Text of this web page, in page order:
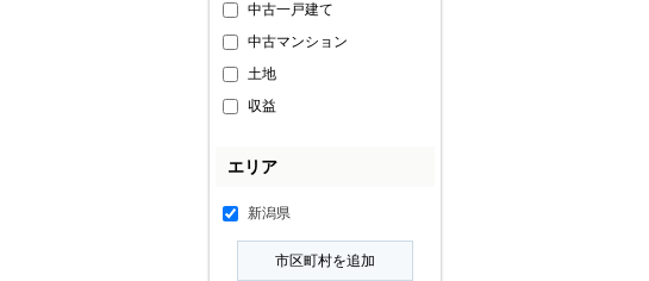
中古一戸建て
中古マンション
土地
収益
エリア
新潟県